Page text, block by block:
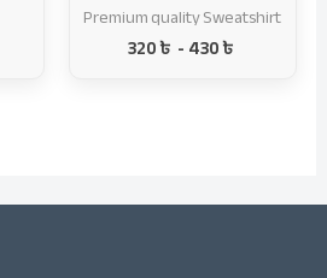
Premium quality Sweatshirt
320৳ -430৳